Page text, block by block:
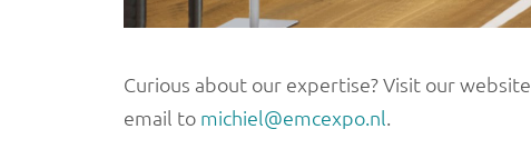
Curious about our expertise? Visit our website
email to michiel@emcexpo.nl.